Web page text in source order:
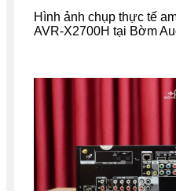
Hình ảnh chụp thực tế
AVR-X2700H tại Bờm